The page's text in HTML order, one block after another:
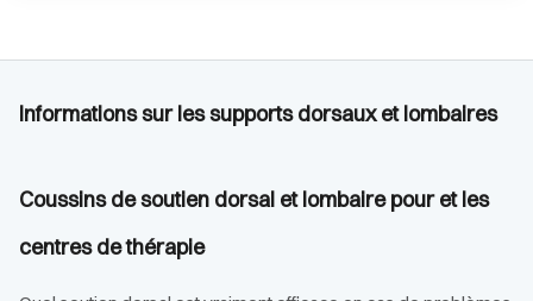
Informations sur les supports dorsaux et lombaires
Coussins de soutien dorsal et lombaire pour et les
centres de thérapie